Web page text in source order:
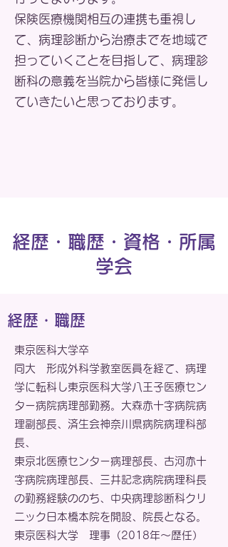
保険医療機関相互の連携も重視し
て、病理診断から治療までを地域で
担っていくことを目指して、病理診
断科の意義を当院から皆様に発信し
ていきたいと思っております。
​経歴・職歴・資格・所属
学会
経歴・職歴
東京医科大学卒
同大 形成外科学教室医員を経て、病理
学に転科し東京医科大学八王子医療セン
ター病院病理部勤務。大森赤十字病院病
理副部長、済生会神奈川県病院病理科部
長、
東京北医療センター病理部長、古河赤十
字病院病理部長、三井記念病院病理科長
の勤務経験ののち、中央病理診断科クリ
ニック日本橋本院を開設、院長となる。
東京医科大学 理事（2018年～歴任）